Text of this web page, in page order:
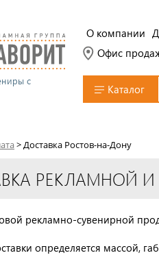
с
О компании
Офис
Каталог
>Доставка Ростов-на-Дону
РЕКЛАМНОЙ
рекламно-сувенирной
определяется массой,